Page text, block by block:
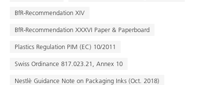
BfR-Recommendation XIV
BfR-Recommendation XXXVI Paper & Paperboard
Plastics Regulation PIM (EC) 10/2011
Swiss Ordinance 817.023.21, Annex 10
Nestlè Guidance Note on Packaging Inks (Oct. 2018)